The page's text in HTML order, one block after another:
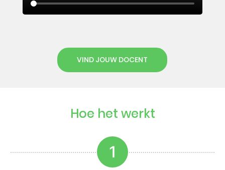
VIND JOUW DOCENT
Hoe het werkt
1